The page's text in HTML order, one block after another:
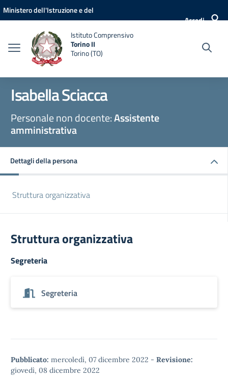
Vai ai contenuti
Vai al menu di navigazione
Vai al footer
Ministero dell'Istruzione e del
Accedi
Istituto Comprensivo
Torino II
Torino (TO)
Isabella Sciacca
Personale non docente:Assistente
amministrativa
Dettagli della persona
Struttura organizzativa
Struttura organizzativa
Segreteria
Segreteria
Pubblicato: mercoledì, 07 dicembre 2022 - Revisione:
giovedì, 08 dicembre 2022